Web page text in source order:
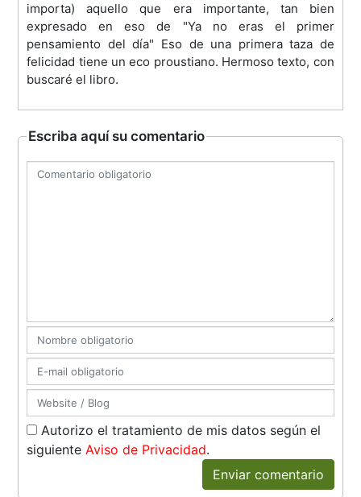
importa) aquello que era importante, tan bien
expresado en eso de "Ya no eras el primer
pensamiento del día" Eso de una primera taza de
felicidad tiene un eco proustiano. Hermoso texto, con
buscaré el libro.
Escriba aquí su comentario
Autorizo el tratamiento de mis datos según el
siguienteAviso de Privacidad.
Enviar comentario